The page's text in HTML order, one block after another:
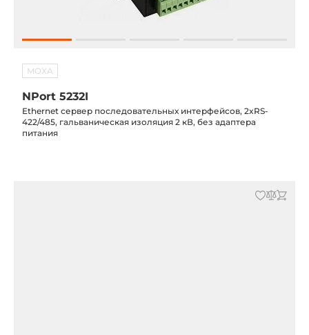
MOXA
NPort 5232I
Ethernet сервер последовательных интерфейсов, 2xRS-
422/485, гальваническая изоляция 2 кВ, без адаптера
питания